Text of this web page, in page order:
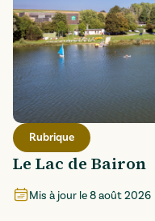
Rubrique
Le Lac de Bairon
Mis à jour le8 août 2026